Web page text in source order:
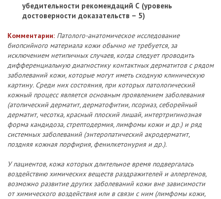
убедительности рекомендаций С (уровень
достоверности доказательств – 5)
Комментарии: Патолого-анатомическое исследование
биопсийного материала кожи обычно не требуется, за
исключением нетипичных случаев, когда следует проводить
дифференциальную диагностику контактных дерматитов с рядом
заболеваний кожи, которые могут иметь сходную клиническую
картину. Среди них состояния, при которых патологический
кожный процесс является основным проявлением заболевания
(атопический дерматит, дерматофитии, псориаз, себорейный
дерматит, чесотка, красный плоский лишай, интертригинозная
форма кандидоза, стрептодермия, лимфомы кожи и др.) и ряд
системных заболеваний (энтеропатический акродерматит,
поздняя кожная порфирия, фенилкетонурия и др.).
У пациентов, кожа которых длительное время подвергалась
воздействию химических веществ раздражителей и аллергенов,
возможно развитие других заболеваний кожи вне зависимости
от химического воздействия или в связи с ним (лимфомы кожи,